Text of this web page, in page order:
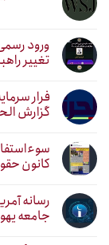
ورود
تغییر
فرار
گزارش
کانون
رسانه
جامعه